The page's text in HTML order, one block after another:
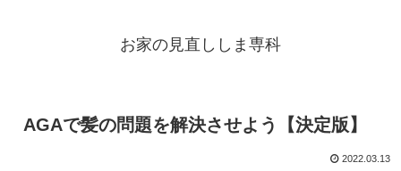
お家の見直ししま専科
AGAで髪の問題を解決させよう【決定版】
2022.03.13